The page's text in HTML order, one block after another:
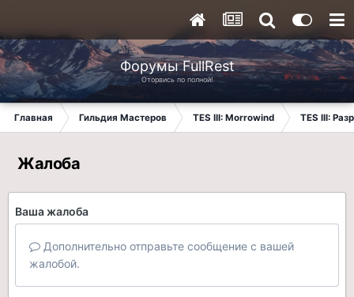
Форумы FullRest
Оторвись по полной!
Главная Гильдия Мастеров TES III: Morrowind TES III:
Жалоба
Ваша жалоба
Дополнительно отправьте сообщение с вашей
жалобой.